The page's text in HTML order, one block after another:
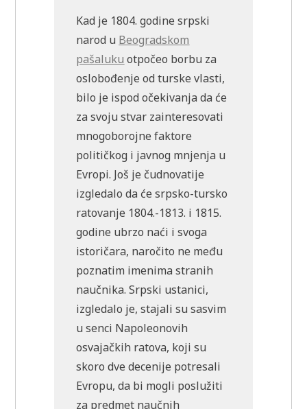
Kad je 1804. godine srpski
narod u Beogradskom
pašaluku otpočeo borbu za
oslobođenje od turske vlasti,
bilo je ispod očekivanja da će
za svoju stvar zainteresovati
mnogoborojne faktore
političkog i javnog mnjenja u
Evropi. Još je čudnovatije
izgledalo da će srpsko-tursko
ratovanje 1804.-1813. i 1815.
godine ubrzo naći i svoga
istoričara, naročito ne među
poznatim imenima stranih
naučnika. Srpski ustanici,
izgledalo je, stajali su sasvim
u senci Napoleonovih
osvajačkih ratova, koji su
skoro dve decenije potresali
Evropu, da bi mogli poslužiti
za predmet naučnih